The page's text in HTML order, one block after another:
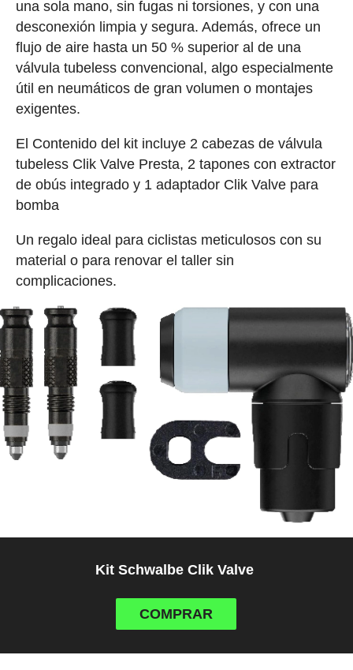
una sola mano, sin fugas ni torsiones, y con una
desconexión limpia y segura. Además, ofrece un
flujo de aire hasta un 50 % superior al de una
válvula tubeless convencional, algo especialmente
útil en neumáticos de gran volumen o montajes
exigentes.
El Contenido del kit incluye 2 cabezas de válvula
tubeless Clik Valve Presta, 2 tapones con extractor
de obús integrado y 1 adaptador Clik Valve para
bomba
Un regalo ideal para ciclistas meticulosos con su
material o para renovar el taller sin
complicaciones.
Kit Schwalbe Clik Valve
COMPRAR